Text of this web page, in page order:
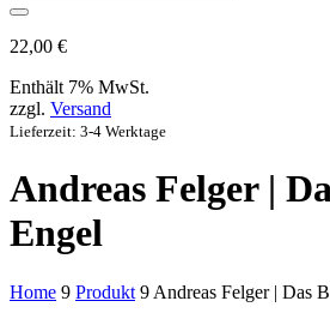
22,00 €
Enthält 7% MwSt.
zzgl. Versand
Lieferzeit: 3-4 Werktage
Andreas Felger |
Engel
Home 9 Produkt 9 Andreas Felger | Das